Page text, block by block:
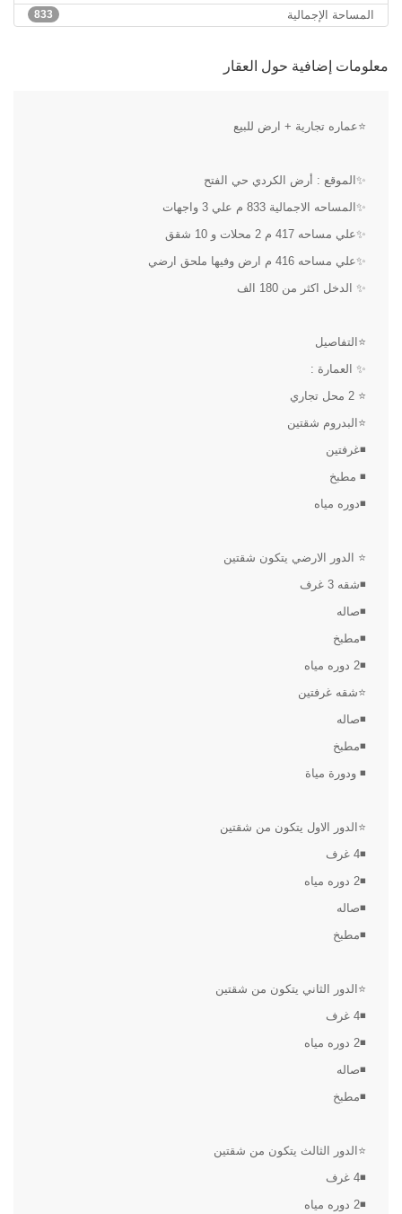
833 المساحة الإجمالية
معلومات إضافية حول العقار
⭐عماره تجارية + ارض للبيع
✨الموقع : أرض الكردي حي الفتح
✨المساحه الاجمالية 833 م علي 3 واجهات
✨علي مساحه 417 م 2 محلات و 10 شقق
✨علي مساحه 416 م ارض وفيها ملحق ارضي
✨ الدخل اكثر من 180 الف
⭐التفاصيل
✨ العمارة :
⭐ 2 محل تجاري
⭐البدروم شقتين
◾غرفتين
◾ مطبخ
◾دوره مياه
⭐ الدور الارضي يتكون شقتين
◾شقه 3 غرف
◾صاله
◾مطبخ
◾2 دوره مياه
⭐شقه غرفتين
◾صاله
◾مطبخ
◾ ودورة مياة
⭐الدور الاول يتكون من شقتين
◾4 غرف
◾2 دوره مياه
◾صاله
◾مطبخ
⭐الدور الثاني يتكون من شقتين
◾4 غرف
◾2 دوره مياه
◾صاله
◾مطبخ
⭐الدور الثالث يتكون من شقتين
◾4 غرف
◾2 دوره مياه